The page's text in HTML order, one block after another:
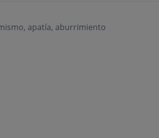
apatía, aburrimiento